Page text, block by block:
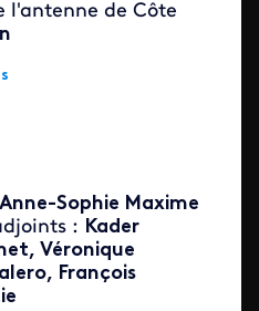
l'antenne de Côte
Anne-Sophie Maxime
: Kader
, Véronique
François